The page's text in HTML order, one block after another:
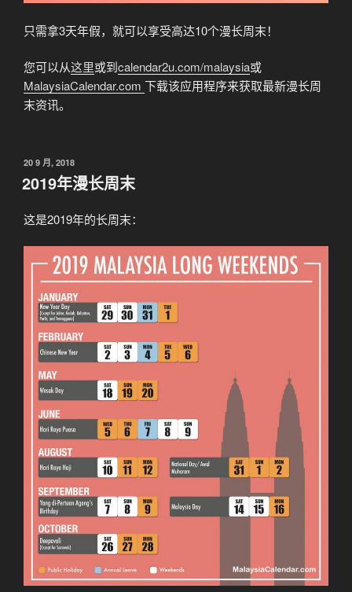
只需拿3天年假，就可以享受高达10个漫长周末！
您可以从这里或到calendar2u.com/malaysia或
MalaysiaCalendar.com 下载该应用程序来获取最新漫长周
末资讯。
发
于
20 9 月, 2018
2019年漫长周末
这是2019年的长周末：